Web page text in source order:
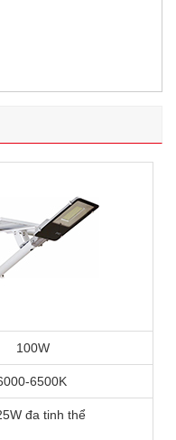
100W
6500K
đa tinh thể